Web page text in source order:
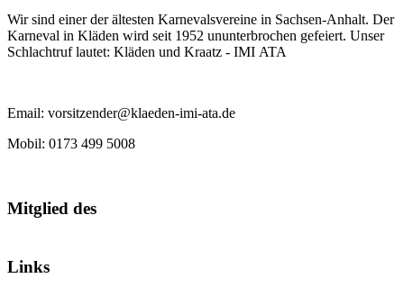
Wir sind einer der ältesten Karnevalsvereine in Sachsen-Anhalt. Der
Karneval in Kläden wird seit 1952 ununterbrochen gefeiert. Unser
Schlachtruf lautet: Kläden und Kraatz - IMI ATA
Email: vorsitzender@klaeden-imi-ata.de
Mobil: 0173 499 5008
Mitglied des
Links